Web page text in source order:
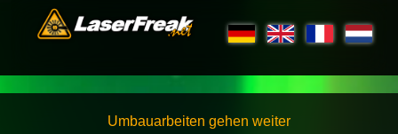
Umbauarbeiten gehen weiter